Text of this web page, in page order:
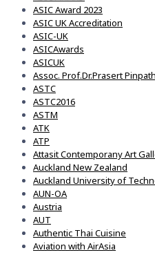
ASIC Award 2023
ASIC UK Accreditation
ASIC-UK
ASICAwards
ASICUK
Assoc. Prof.Dr.Prasert
ASTC
ASTC2016
ASTM
ATK
ATP
Attasit Contemporany Art
Auckland New Zealand
Auckland University of
AUN-OA
Austria
AUT
Authentic Thai Cuisine
Aviation with AirAsia